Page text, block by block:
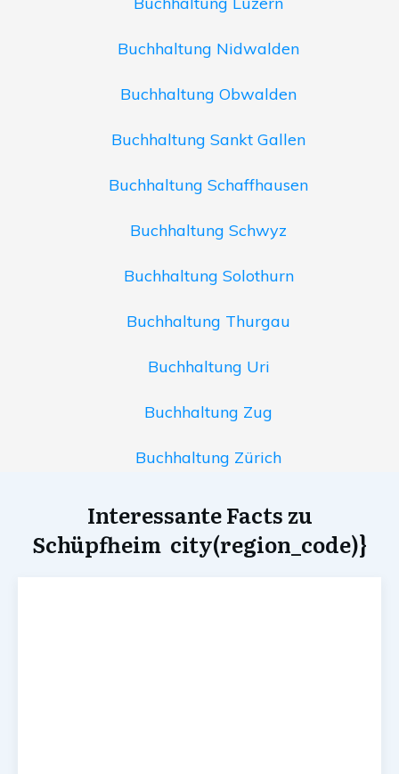
Buchhaltung Nidwalden
Buchhaltung Obwalden
Buchhaltung Sankt Gallen
Buchhaltung Schaffhausen
Buchhaltung Schwyz
Buchhaltung Solothurn
Buchhaltung Thurgau
Buchhaltung Uri
Buchhaltung Zug
Buchhaltung Zürich
Interessante Facts zu
Schüpfheim city(region_code)}